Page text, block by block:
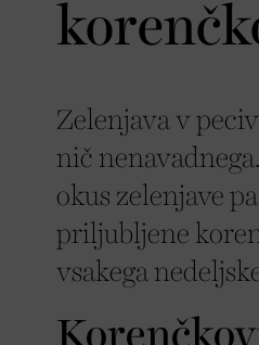
Zelenjava v
nič
okus zelenjave
priljubljene
vsakega